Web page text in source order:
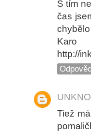
S tím
čas
Karo
http://
Tiež